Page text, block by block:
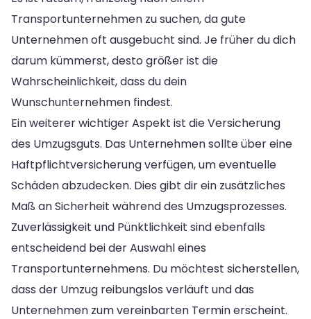
Transportunternehmen zu suchen, da gute
Unternehmen oft ausgebucht sind. Je früher du dich
darum kümmerst, desto größer ist die
Wahrscheinlichkeit, dass du dein
Wunschunternehmen findest.
Ein weiterer wichtiger Aspekt ist die Versicherung
des Umzugsguts. Das Unternehmen sollte über eine
Haftpflichtversicherung verfügen, um eventuelle
Schäden abzudecken. Dies gibt dir ein zusätzliches
Maß an Sicherheit während des Umzugsprozesses.
Zuverlässigkeit und Pünktlichkeit sind ebenfalls
entscheidend bei der Auswahl eines
Transportunternehmens. Du möchtest sicherstellen,
dass der Umzug reibungslos verläuft und das
Unternehmen zum vereinbarten Termin erscheint.